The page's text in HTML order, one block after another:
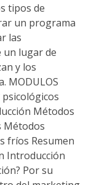
tipos de
un programa
las
un lugar de
y los
MODULOS
psicológicos
Métodos
Métodos
fríos Resumen
Introducción
Por su